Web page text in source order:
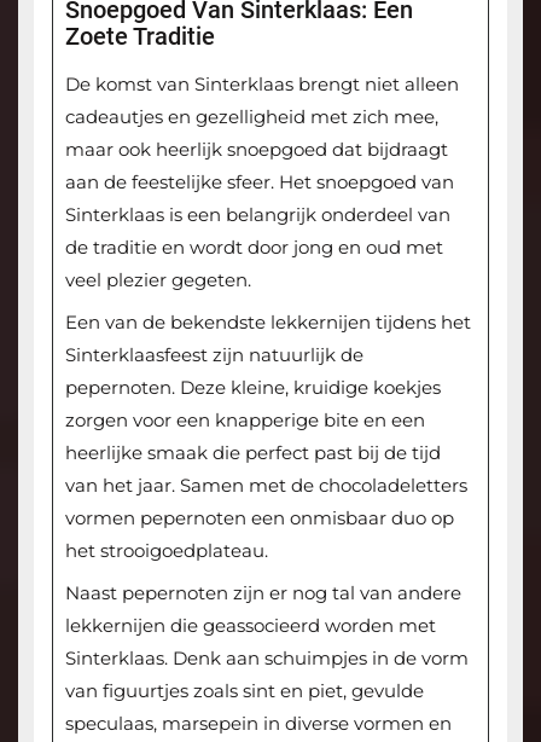
Snoepgoed Van Sinterklaas: Een
Zoete Traditie
De komst van Sinterklaas brengt niet alleen
cadeautjes en gezelligheid met zich mee,
maar ook heerlijk snoepgoed dat bijdraagt
aan de feestelijke sfeer. Het snoepgoed van
Sinterklaas is een belangrijk onderdeel van
de traditie en wordt door jong en oud met
veel plezier gegeten.
Een van de bekendste lekkernijen tijdens het
Sinterklaasfeest zijn natuurlijk de
pepernoten. Deze kleine, kruidige koekjes
zorgen voor een knapperige bite en een
heerlijke smaak die perfect past bij de tijd
van het jaar. Samen met de chocoladeletters
vormen pepernoten een onmisbaar duo op
het strooigoedplateau.
Naast pepernoten zijn er nog tal van andere
lekkernijen die geassocieerd worden met
Sinterklaas. Denk aan schuimpjes in de vorm
van figuurtjes zoals sint en piet, gevulde
speculaas, marsepein in diverse vormen en